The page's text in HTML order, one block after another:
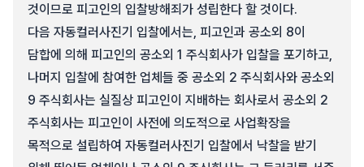
것이므로 피고인의 입찰방해죄가 성립한다 할 것이다.
다음 자동컬러사진기 입찰에서는, 피고인과 공소외 8이
담합에 의해 피고인의 공소외 1 주식회사가 입찰을 포기하고,
나머지 입찰에 참여한 업체들 중 공소외 2 주식회사와 공소외
9 주식회사는 실질상 피고인이 지배하는 회사로서 공소외 2
주식회사는 피고인이 사전에 의도적으로 사업확장을
목적으로 설립하여 자동컬러사진기 입찰에서 낙찰을 받기